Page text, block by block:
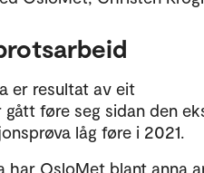
er resultat av eit
føre seg sidan den
låg føre i 2021.
har OsloMet blant anna